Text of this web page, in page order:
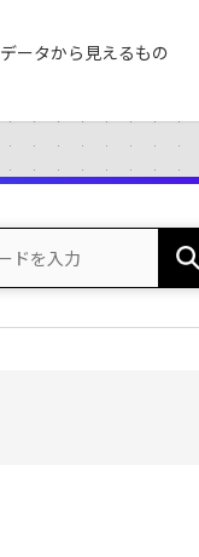
データから見えるもの